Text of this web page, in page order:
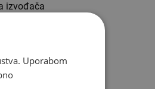
izvođača
Uporabom